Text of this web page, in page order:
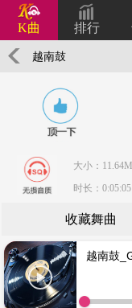
K曲 排行
越南鼓
大小：
时长：0:05:05
收藏舞曲